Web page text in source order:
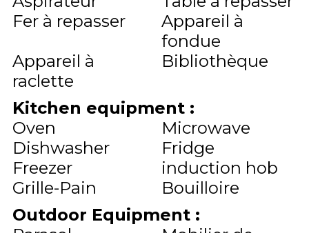
Fer à repasser
Appareil à
fondue
Appareil à
raclette
Bibliothèque
Kitchen equipment :
Oven
Microwave
Dishwasher
Fridge
Freezer
induction hob
Grille-Pain
Bouilloire
Outdoor Equipment :